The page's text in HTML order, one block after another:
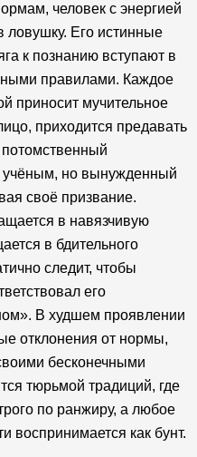
человек с энергией
ловушку. Его истинные
к познанию вступают в
правилами. Каждое
приносит мучительное
приходится предавать
учёным, но вынужденный
своё призвание.
в навязчивую
в бдительного
следит, чтобы
его
В худшем проявлении
отклонения от нормы,
бесконечными
тюрьмой традиций, где
по ранжиру, а любое
воспринимается как бунт.